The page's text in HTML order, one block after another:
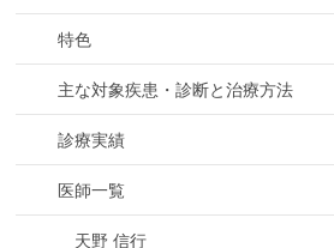
特色
主な対象疾患・診断と治療方法
診療実績
医師一覧
天野 信行